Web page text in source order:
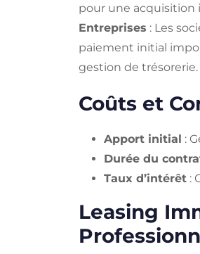
pour une acquisition
Entreprises : Les
paiement initial
gestion de trésorerie.
Coûts et
Apport initial :
Durée du
Taux d’intérêt :
Leasing